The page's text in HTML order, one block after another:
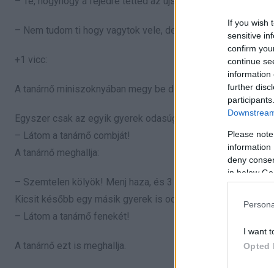
If you wish
sensitive
confirm
continue
information
further
Please
information
deny
in below
I want
Opted
– Nem tudom ti hogy vagytok vele, de engem általában az
+1 vicc:
A tanárnő miniszoknyában megy be dolgozatot íratni.
Egyszer csak az egyik gyerek odasúgja a padtársának:
– Látom a tanárnő combját!
A tanárnő meghallja:
– Szemtelen kölyök! Menj haza, és 3 napig ne lássalak!
Kicsit később egy másik gyerek is odasúgja a padtársának:
– Látom a tanárnő fenekét!
A tanárnő ezt is meghallja.